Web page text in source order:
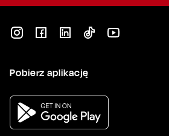
Pobierz aplikację